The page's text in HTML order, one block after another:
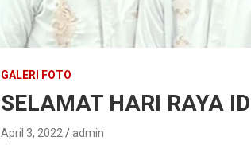
GALERI FOTO
SELAMAT HARI RAYA
April 3, 2022 admin